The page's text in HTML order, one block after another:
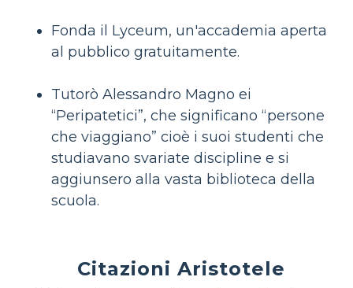
Fonda il Lyceum, un'accademia aperta
al pubblico gratuitamente.
Tutorò Alessandro Magno ei
“Peripatetici”, che significano “persone
che viaggiano” cioè i suoi studenti che
studiavano svariate discipline e si
aggiunsero alla vasta biblioteca della
scuola.
Citazioni Aristotele